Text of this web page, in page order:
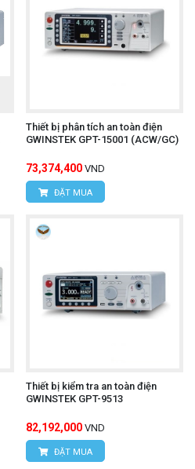
Thiết bị phân tích an toàn điện
GWINSTEK GPT-15001 (ACW/GC)
73,374,400 VND
ĐẶT MUA
Thiết bị kiểm tra an toàn điện
GWINSTEK GPT-9513
82,192,000 VND
ĐẶT MUA